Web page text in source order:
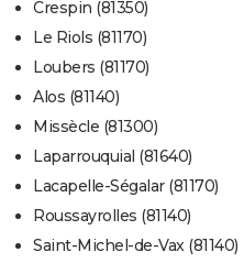
Crespin (81350)
Le Riols (81170)
Loubers (81170)
Alos (81140)
Missècle (81300)
Laparrouquial (81640)
Lacapelle-Ségalar (81170)
Roussayrolles (81140)
Saint-Michel-de-Vax (81140)